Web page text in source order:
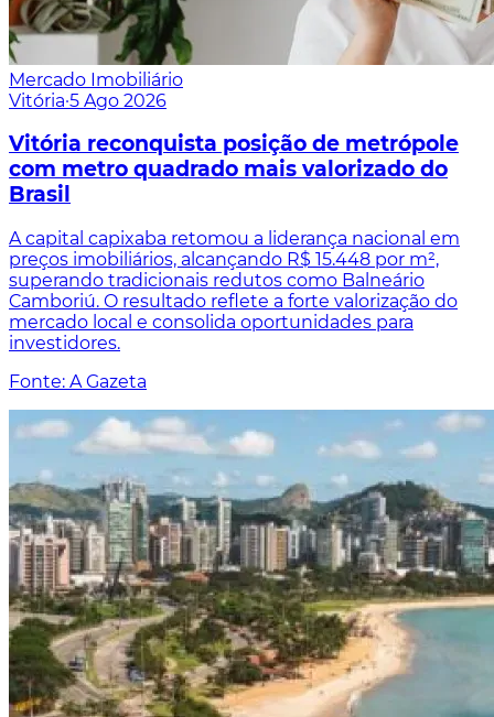
Mercado Imobiliário
Vitória·5 Ago 2026
Vitória reconquista posição de metrópole
com metro quadrado mais valorizado do
Brasil
A capital capixaba retomou a liderança nacional em
preços imobiliários, alcançando R$ 15.448 por m²,
superando tradicionais redutos como Balneário
Camboriú. O resultado reflete a forte valorização do
mercado local e consolida oportunidades para
investidores.
Fonte: A Gazeta